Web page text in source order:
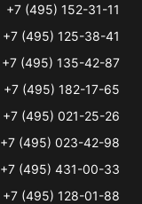
+7 (495) 152-31-11
+7 (495) 125-38-41
+7 (495) 135-42-87
+7 (495) 182-17-65
+7 (495) 021-25-26
+7 (495) 023-42-98
+7 (495) 431-00-33
+7 (495) 128-01-88